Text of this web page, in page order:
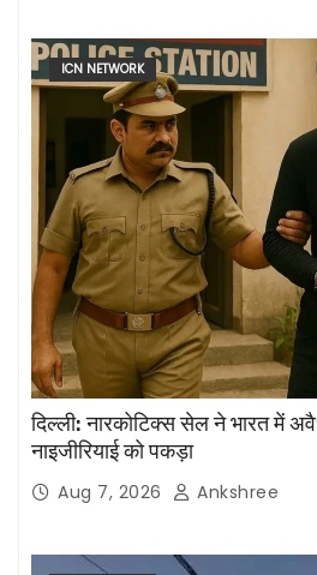
ICN NETWORK
दिल्ली: नारकोटिक्स सेल ने भारत में
नाइजीरियाई को पकड़ा
Aug 7, 2026 Ankshree